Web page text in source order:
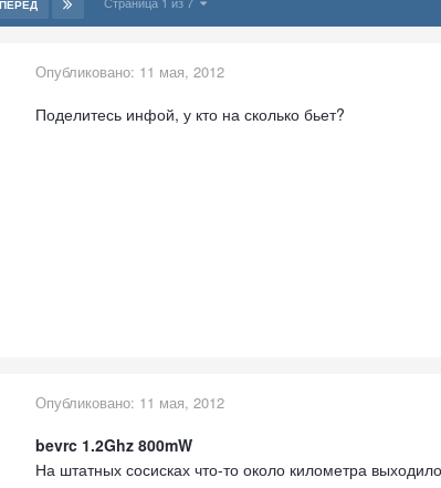
Опубликовано: 11 мая, 2012
Поделитесь инфой, у кто на сколько бьет?
Опубликовано: 11 мая, 2012
bevrc 1.2Ghz 800mW
На штатных сосисках что-то около километра